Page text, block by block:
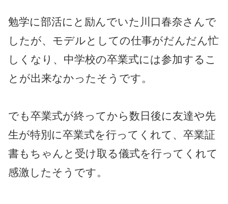
勉学に部活にと励んでいた川口春奈さんで
したが、モデルとしての仕事がだんだん忙
しくなり、中学校の卒業式には参加するこ
とが出来なかったそうです。
でも卒業式が終ってから数日後に友達や先
生が特別に卒業式を行ってくれて、卒業証
書もちゃんと受け取る儀式を行ってくれて
感激したそうです。